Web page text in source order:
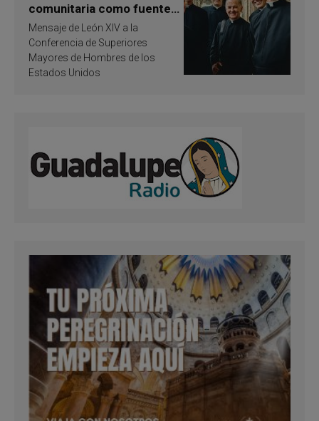
comunitaria como fuente
de inspiración y
santificación
Mensaje de León XIV a la
Conferencia de Superiores
Mayores de Hombres de los
Estados Unidos